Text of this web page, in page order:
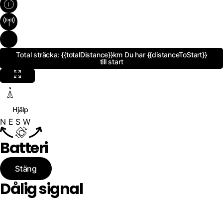
Total sträcka:{{totalDistance}}km Du har {{distanceToStart}}
till start
Hjälp
N E S W
Batteri
Stäng
Dålig signal